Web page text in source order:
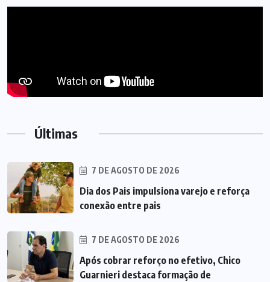
Últimas
7 DE AGOSTO DE 2026
Dia dos Pais impulsiona varejo e reforça
conexão entre pais
7 DE AGOSTO DE 2026
Após cobrar reforço no efetivo, Chico
Guarnieri destaca formação de